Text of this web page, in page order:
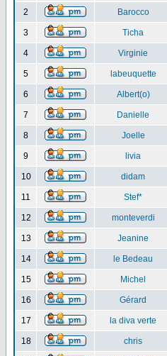
2 Barocco
3 Ticha
4 Virginie
5 labeuquette
6 Albert(o)
7 Danielle
8 Joelle
9 livia
10 didam
11 Stef*
12 monteverdi
13 Jeanine
14 le Bedeau
15 Michel
16 Gérard
17 la diva verte
18 chris